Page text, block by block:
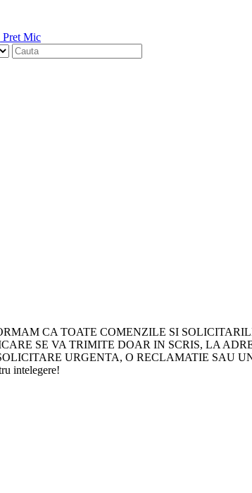
CA TOATE COMENZILE SI
SE VA TRIMITE DOAR IN SCRIS, LA
URGENTA, O RECLAMATIE SAU
intelegere!